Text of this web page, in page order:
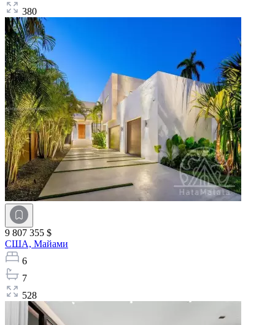
380
9 807 355 $
США, Майами
6
7
528